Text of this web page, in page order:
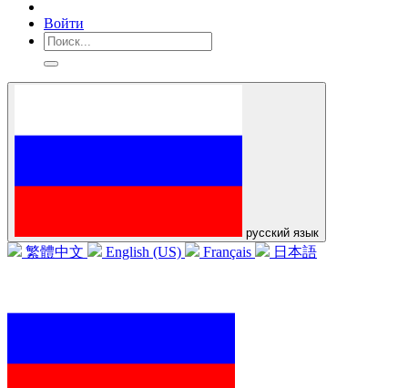
Войти
русский язык
繁體中文 English (US) Français 日本語